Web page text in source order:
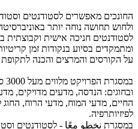
החונכים מאפשרים לסטודנטים
ולחוש תחושה נוחה יותר
לסטודנטים חניכה אישית
ומתמקדים בסיוע בנקודות זמן
על הקורסים והמרצים והכנה
ובחוגים: הנדסה, מדעים מדויקים,
החיים, מדעי המוח, מדעי הרוח, החוג
לפיזיותרפיה.
במסגרת نخطو معًا - לסטודנטים